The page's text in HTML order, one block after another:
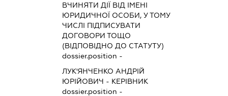
ВЧИНЯТИ ДІЇ ВІД ІМЕНІ
ЮРИДИЧНОЇ ОСОБИ, У ТОМУ
ЧИСЛІ ПІДПИСУВАТИ
ДОГОВОРИ ТОЩО
(ВІДПОВІДНО ДО СТАТУТУ)
dossier.position -
ЛУК'ЯНЧЕНКО АНДРІЙ
ЮРІЙОВИЧ - КЕРІВНИК
dossier.position -